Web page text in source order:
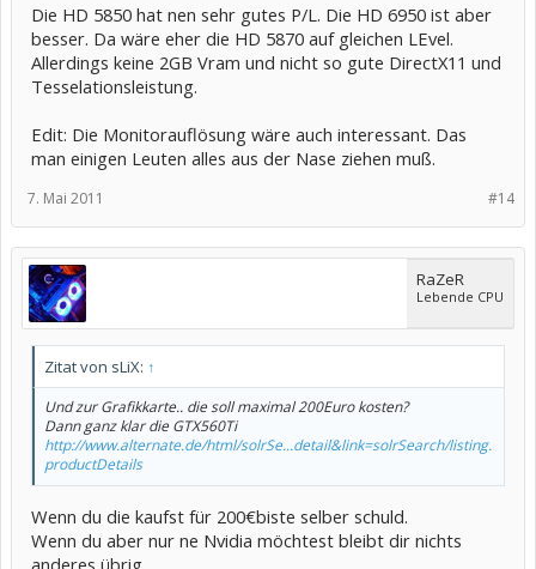
Die HD 5850 hat nen sehr gutes P/L. Die HD 6950 ist aber
besser. Da wäre eher die HD 5870 auf gleichen LEvel.
Allerdings keine 2GB Vram und nicht so gute DirectX11 und
Tesselationsleistung.
Edit: Die Monitorauflösung wäre auch interessant. Das
man einigen Leuten alles aus der Nase ziehen muß.
#14
7. Mai 2011
RaZeR
Lebende CPU
Zitat von sLiX: ↑
Und zur Grafikkarte.. die soll maximal 200Euro kosten?
Dann ganz klar die GTX560Ti
http://www.alternate.de/html/solrSe...detail&link=solrSearch/listing.
productDetails
Wenn du die kaufst für 200€biste selber schuld.
Wenn du aber nur ne Nvidia möchtest bleibt dir nichts
anderes übrig.